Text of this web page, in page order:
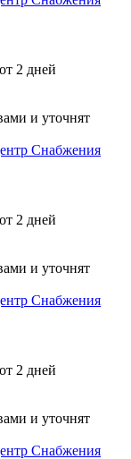
2 дней
и уточнят
2 дней
и уточнят
2 дней
и уточнят